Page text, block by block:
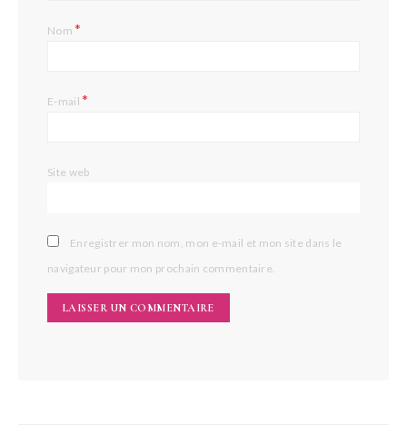
Nom*
E-mail*
Site web
Enregistrer mon nom, mon e-mail et mon site dans le
navigateur pour mon prochain commentaire.